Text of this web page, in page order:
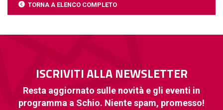
TORNA A ELENCO COMPLETO
ISCRIVITI ALLA NEWSLETTER
Resta aggiornato sulle novità e gli eventi in
programma a Schio. Niente spam, promesso!